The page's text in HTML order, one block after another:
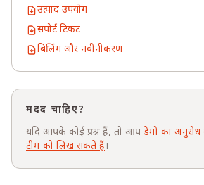
उत्पाद उपयोग
सपोर्ट टिकट
बिलिंग और नवीनीकरण
मदद चाहिए?
यदि आपके कोई प्रश्न हैं, तो आप डेमो का
टीम को लिख सकते हैं।